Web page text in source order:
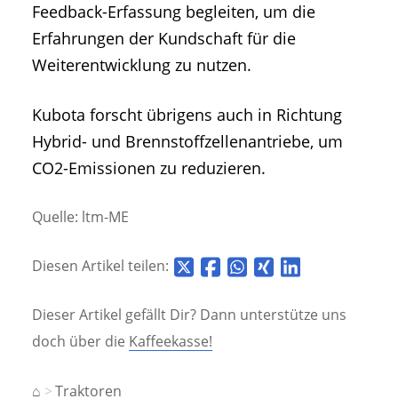
Feedback-Erfassung begleiten, um die
Erfahrungen der Kundschaft für die
Weiterentwicklung zu nutzen.
Kubota forscht übrigens auch in Richtung
Hybrid- und Brennstoffzellenantriebe, um
CO2-Emissionen zu reduzieren.
Quelle: ltm-ME
Diesen Artikel teilen:
Dieser Artikel gefällt Dir? Dann unterstütze uns
doch über die Kaffeekasse!
⌂ Traktoren